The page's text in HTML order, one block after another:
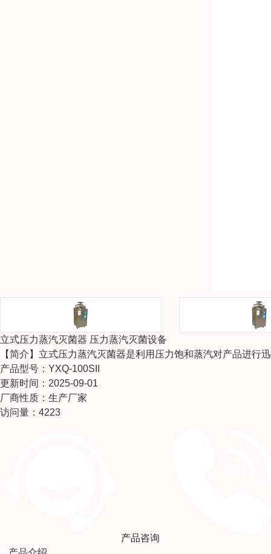
立式压力蒸汽灭菌器 压力蒸汽灭菌设备
【简介】 立式压力蒸汽灭菌器是利用压力饱和蒸汽对产品进行
产品型号：YXQ-100SII
更新时间：2025-09-01
厂商性质：生产厂家
访问量：4223
产品咨询